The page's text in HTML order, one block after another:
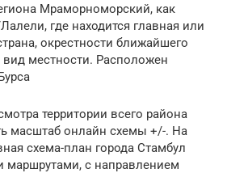
Мраморноморский, как
где находится главная или
окрестности ближайшего
вид местности. Расположен
территории всего района
масштаб онлайн схемы +/-. На
схема-план города Стамбул
маршрутами, с направлением